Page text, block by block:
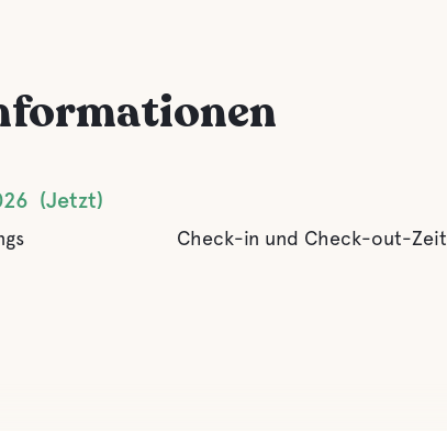
Jetzt
Check-in und Check-out-Zeit